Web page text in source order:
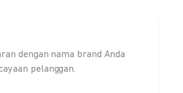
dengan nama brand Anda
pelanggan.